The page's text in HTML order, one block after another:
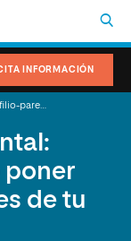
INFORMACIÓN
poner
de tu